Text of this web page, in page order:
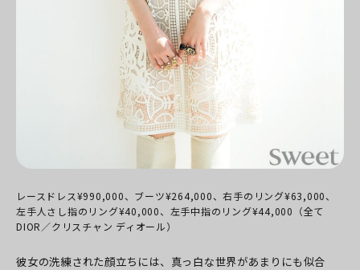
レースドレス¥990,000、ブーツ¥264,000、右手のリング¥63,000、
左手人さし指のリング¥40,000、左手中指のリング¥44,000（全て
DIOR／クリスチャン ディオール）
彼女の洗練された顔立ちには、真っ白な世界があまりにも似合